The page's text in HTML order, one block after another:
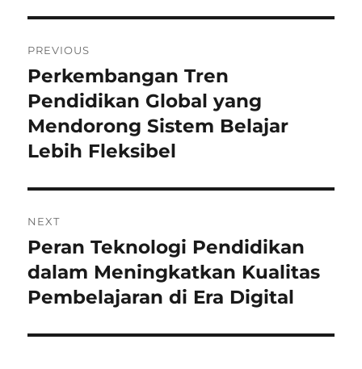
pos
PREVIOUS
Previous
post:
Perkembangan Tren
Pendidikan Global yang
Mendorong Sistem Belajar
Lebih Fleksibel
NEXT
Next
post:
Peran Teknologi Pendidikan
dalam Meningkatkan Kualitas
Pembelajaran di Era Digital